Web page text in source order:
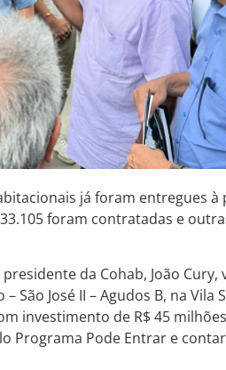
já foram entregues à
foram contratadas e
da Cohab, João Cury,
José II – Agudos B, na Vila
investimento de R$ 45
Programa Pode Entrar e